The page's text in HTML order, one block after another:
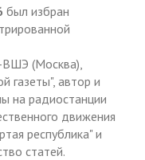
был избран
ВШЭ (Москва),
газеты", автор и
на радиостанции
движения
республика" и
статей.